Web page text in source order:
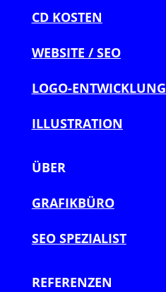
CD KOSTEN
WEBSITE / SEO
LOGO-ENTWICKLUNG
ILLUSTRATION
ÜBER
GRAFIKBÜRO
SEO SPEZIALIST
REFERENZEN